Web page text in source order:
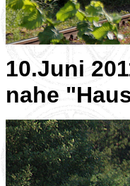
10.Juni
nahe